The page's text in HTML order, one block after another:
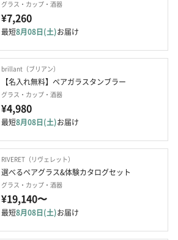
グラス・カップ・酒器
¥7,260
最短8月08日(土)お届け
brillant（ブリアン）
【名入れ無料】ペアガラスタンブラー
グラス・カップ・酒器
¥4,980
最短8月08日(土)お届け
RIVERET（リヴェレット）
選べるペアグラス&体験カタログセット
グラス・カップ・酒器
¥19,140〜
最短8月08日(土)お届け